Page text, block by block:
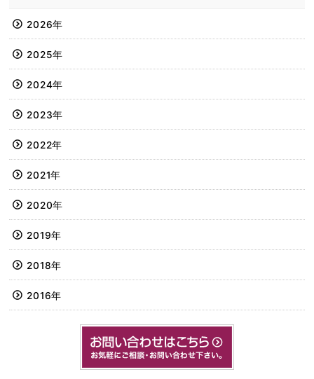
2026年
2025年
2024年
2023年
2022年
2021年
2020年
2019年
2018年
2016年